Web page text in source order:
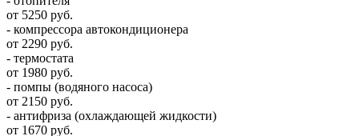
от 5250 руб.
- компрессора автокондиционера
от 2290 руб.
- термостата
от 1980 руб.
- помпы (водяного насоса)
от 2150 руб.
- антифриза (охлаждающей жидкости)
от 1670 руб.